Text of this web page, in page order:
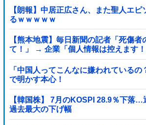
上他
【朗報】中居正広さん、また聖人エ
るｗｗｗｗｗ
【熊本地震】毎日新聞の記者「死傷者
て！」 → 企業「個人情報は控えます
は？特定につながらないでしょ？教え
よ？」
「中国人ってこんなに嫌われているの
で明かす本心！
【韓国株】 7月のKOSPI 28.9％下落…
過去最大の下げ幅